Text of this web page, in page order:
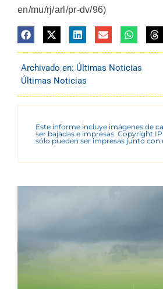
en/mu/rj/arl/pr-dv/96)
Archivado en: Últimas Noticias
Últimas Noticias
Este informe incluye imágenes de
ser bajadas e impresas. Copyright
sólo pueden ser impresas junto con